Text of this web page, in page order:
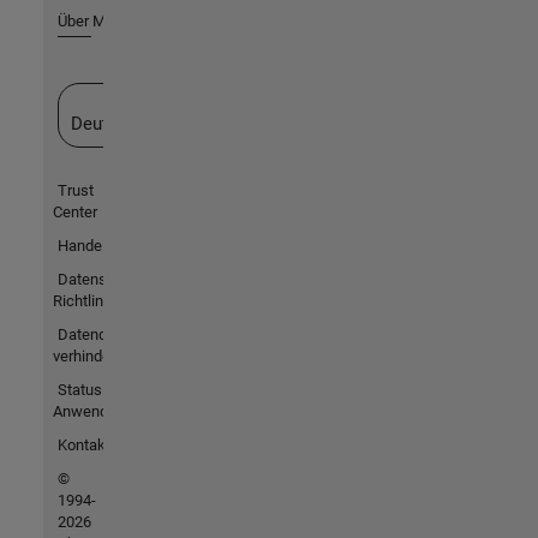
Über MathWorks
Deutschland
Trust
Center
Handelsmarken
Datenschutz-
Richtlinien
Datendiebstahl
verhindern
Status von
Anwendungen
Kontakt
©
1994-
2026